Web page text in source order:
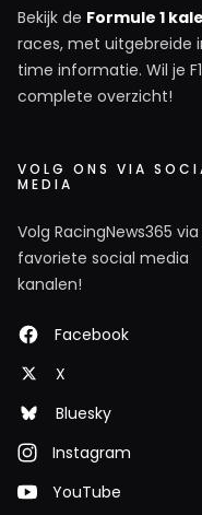
Bekijk de Formule 1
races, met uitgebreide
time informatie. Wil je
complete overzicht!
VOLG ONS VIA
MEDIA
Volg RacingNews365 via
favoriete social media
kanalen!
Facebook
X
Bluesky
Instagram
YouTube